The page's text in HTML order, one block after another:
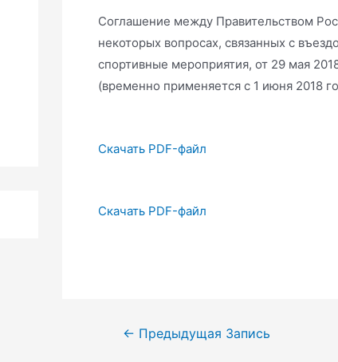
Соглашение между Правительством
некоторых вопросах, связанных с
спортивные мероприятия, от 29 мая
(временно применяется с 1 июня 2018
Скачать PDF-файл
Скачать PDF-файл
Навигация
← Предыдущая Запись